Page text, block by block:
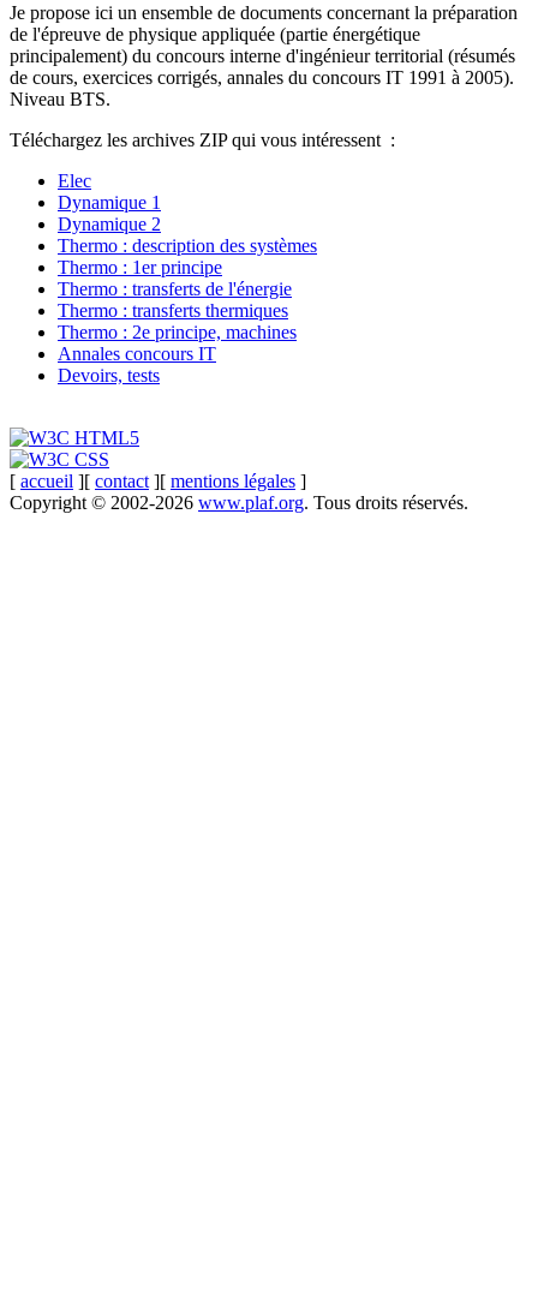
Je propose ici un ensemble de documents concernant la préparation
de l'épreuve de physique appliquée (partie énergétique
principalement) du concours interne d'ingénieur territorial (résumés
de cours, exercices corrigés, annales du concours IT 1991 à 2005).
Niveau BTS.
Téléchargez les archives ZIP qui vous intéressent :
Elec
Dynamique 1
Dynamique 2
Thermo : description des systèmes
Thermo : 1er principe
Thermo : transferts de l'énergie
Thermo : transferts thermiques
Thermo : 2e principe, machines
Annales concours IT
Devoirs, tests
[ accueil ][ contact ][ mentions légales ]
Copyright © 2002-2026 www.plaf.org. Tous droits réservés.